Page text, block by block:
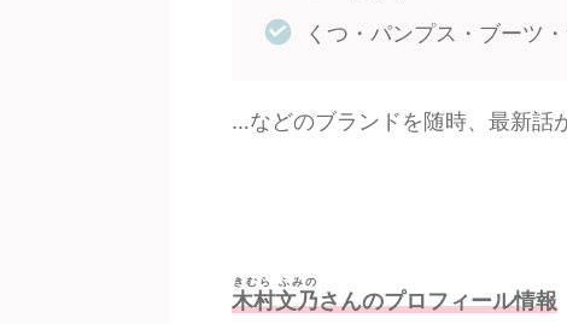
くつ・パンプス・ブーツ
…などのブランドを随時、最新話
木村文乃
きむら ふみの
さんのプロフィール情報